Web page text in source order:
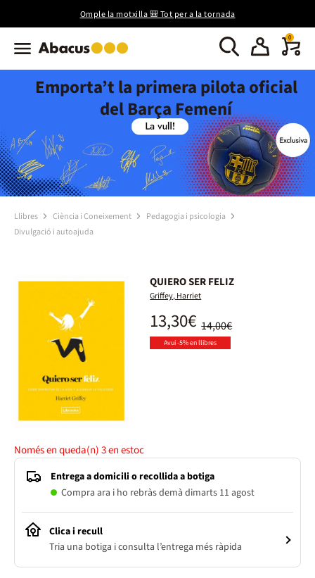
Omple la motxilla 🎒 Tot per a la tornada
0
Emporta’t la primera pilota oficial
del Barça Femení
Llibres Ciència i Coneixement
Pedagogia i psicologia
Divulgació i autoajuda
QUIERO SER FELIZ
Griffey, Harriet
14,00€
13,30€
Avui -5% en llibres
Només en queda(n)3en estoc
Entrega a domicili o recollida a botiga
Compra ara i ho rebràs demà dimarts 11 agost
Clica i recull
Tria una botiga i consulta l’entrega més ràpida